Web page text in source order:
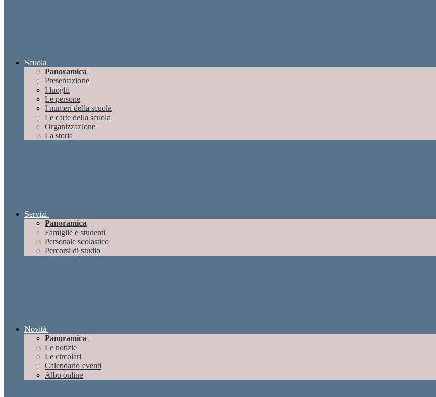
Scuola
Panoramica
Presentazione
I luoghi
Le persone
I numeri della scuola
Le carte della scuola
Organizzazione
La storia
Servizi
Panoramica
Famiglie e studenti
Personale scolastico
Percorsi di studio
Novità
Panoramica
Le notizie
Le circolari
Calendario eventi
Albo online